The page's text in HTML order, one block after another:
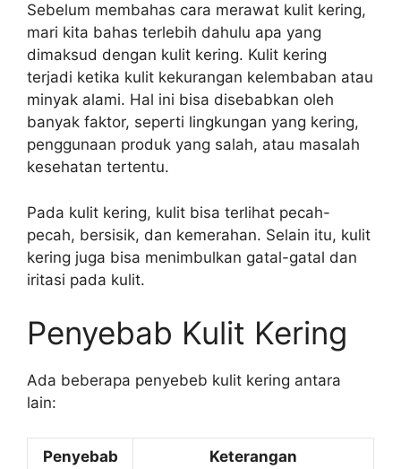
Sebelum membahas cara merawat kulit kering,
mari kita bahas terlebih dahulu apa yang
dimaksud dengan kulit kering. Kulit kering
terjadi ketika kulit kekurangan kelembaban atau
minyak alami. Hal ini bisa disebabkan oleh
banyak faktor, seperti lingkungan yang kering,
penggunaan produk yang salah, atau masalah
kesehatan tertentu.
Pada kulit kering, kulit bisa terlihat pecah-
pecah, bersisik, dan kemerahan. Selain itu, kulit
kering juga bisa menimbulkan gatal-gatal dan
iritasi pada kulit.
Penyebab Kulit Kering
Ada beberapa penyebeb kulit kering antara
lain:
Penyebab Keterangan